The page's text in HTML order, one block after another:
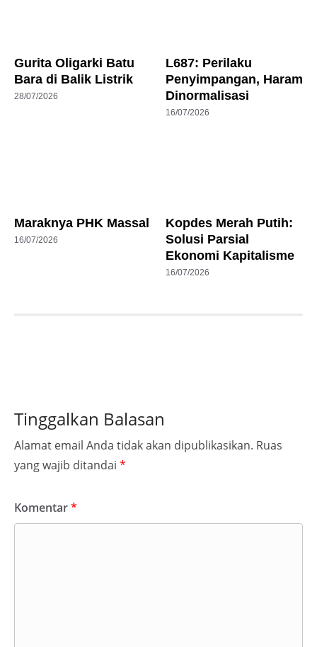
Gurita Oligarki Batu
Bara di Balik Listrik
28/07/2026
L687: Perilaku
Penyimpangan, Haram
Dinormalisasi
16/07/2026
Maraknya PHK Massal
16/07/2026
Kopdes Merah Putih:
Solusi Parsial
Ekonomi Kapitalisme
16/07/2026
Tinggalkan Balasan
Alamat email Anda tidak akan dipublikasikan. Ruas
yang wajib ditandai *
Komentar*